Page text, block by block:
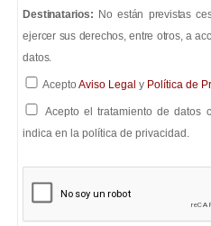
Destinatarios: No están previstas
ejercer sus derechos, entre otros, a
datos.
AceptoAviso Legal y Política de
Acepto el tratamiento de datos
indica en la política de privacidad.